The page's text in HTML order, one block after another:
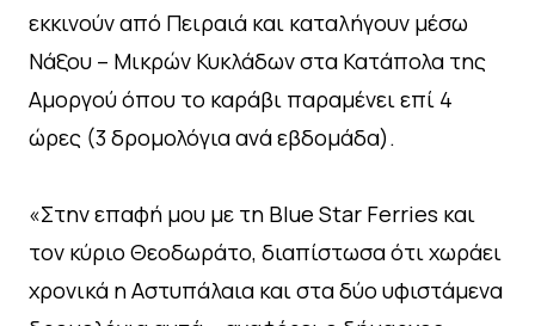
εκκινούν από Πειραιά και καταλήγουν μέσω
Νάξου – Μικρών Κυκλάδων στα Κατάπολα της
Αμοργού όπου το καράβι παραμένει επί 4
ώρες (3 δρομολόγια ανά εβδομάδα).
«Στην επαφή μου με τη Blue Star Ferries και
τον κύριο Θεοδωράτο, διαπίστωσα ότι χωράει
χρονικά η Αστυπάλαια και στα δύο υφιστάμενα